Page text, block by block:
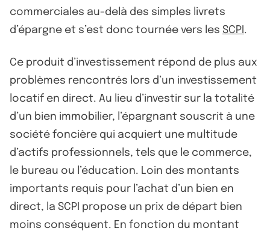
commerciales au-delà des simples livrets
d’épargne et s’est donc tournée vers les SCPI .
Ce produit d’investissement répond de plus aux
problèmes rencontrés lors d’un investissement
locatif en direct. Au lieu d’investir sur la totalité
d’un bien immobilier, l’épargnant souscrit à une
société foncière qui acquiert une multitude
d’actifs professionnels, tels que le commerce,
le bureau ou l’éducation. Loin des montants
importants requis pour l’achat d’un bien en
direct, la SCPI propose un prix de départ bien
moins conséquent. En fonction du montant